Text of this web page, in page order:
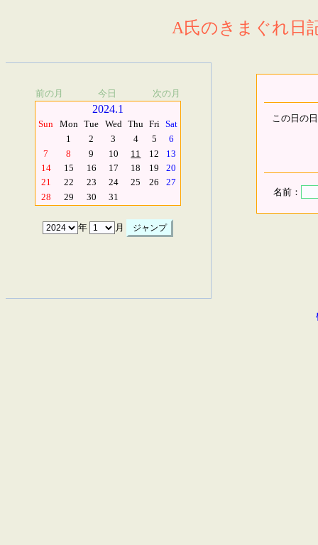
A氏のきまぐれ日
前の月 今日 次の月
2024.1
Sun Mon Tue Wed Thu Fri Sat
1
2 3 4 5
6
7
8 9 10 11 12
13
14
15 16 17 18 19
20
21
22 23 24 25 26
27
28
29 30 31
年 月
この日の
名前：